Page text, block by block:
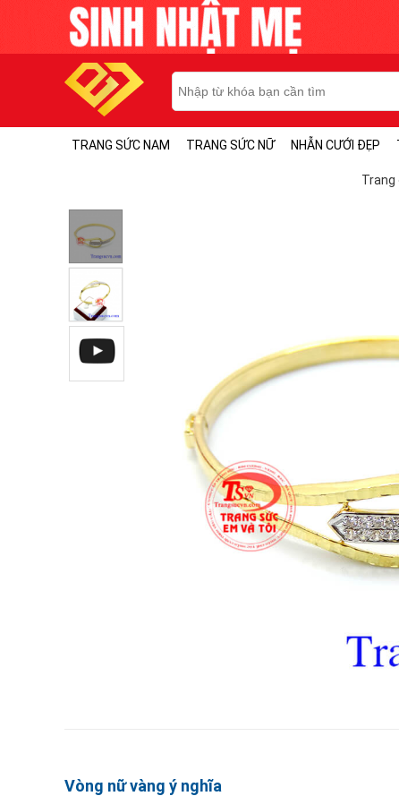
TRANG SỨC NAM TRANG SỨC NỮ NHẪN CƯỚI ĐẸP
Trang
Vòng nữ vàng ý nghĩa